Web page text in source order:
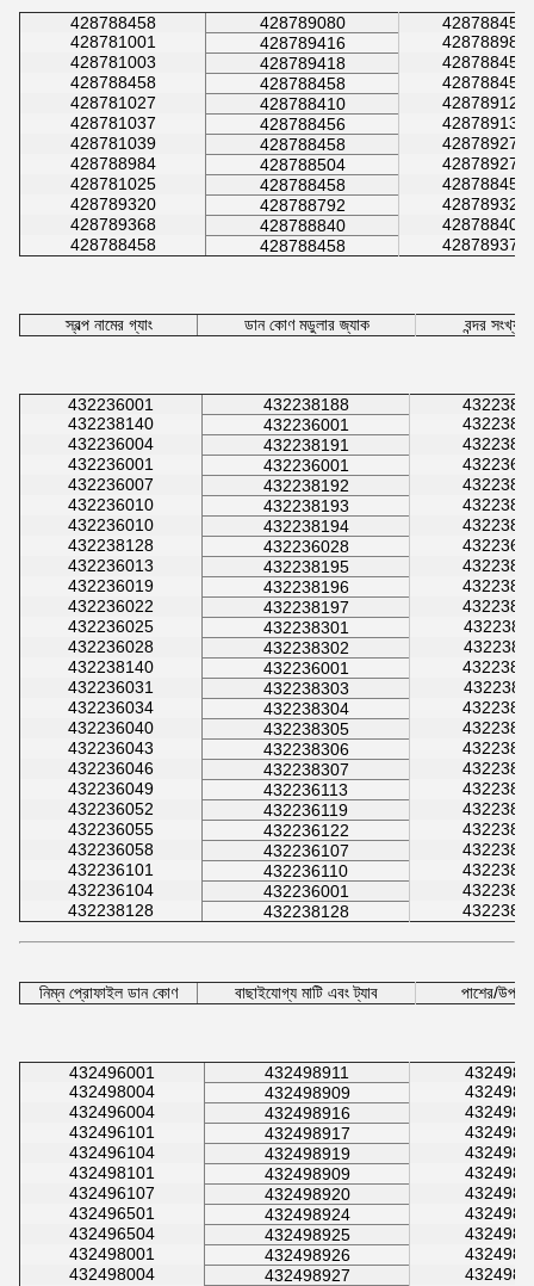
428788458 428789080
428788458
428781001
428789416
428788986
428781003
428789418
428788458
428788458
428788458
428788458
428781027
428788410
428789128
428781037
428788456
428789130
428781039
428788458
428789272
428788984
428788504
428789274
428781025
428788458
428788458
428789320
428788792
428789322
428789368
428788840
428788408
428788458
428788458 428789370
স্বল্প নামের গ্যাং ডান কোণ মডুলার জ্যাক বন্দর
432236001 432238188
432238140
432236001
432236004
432238191
432236001
432236001
432236007
432238192
432236010
432238193
432236010
432238194
432238128
432236028
432236013
432238195
432236019
432238196
432236022
432238197
432236025
432238301
432236028
432238302
432238140
432236001
432236031
432238303
432236034
432238304
432236040
432238305
432236043
432238306
432236046
432238307
432236049
432236113
432236052
432236119
432236055
432236122
432236058
432236107
432236101
432236110
432236104
432236001
432238128
432238128
নিম্ন প্রোফাইল ডান কোণ বাছাইযোগ্য মাটি এবং ট্যাব পাশের/
432496001 432498911
432498004
432498909
432496004
432498916
432496101
432498917
432496104
432498919
432498101
432498909
432496107
432498920
432496501
432498924
432496504
432498925
432498001
432498926
432498004
432498927